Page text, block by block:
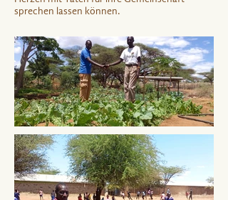
sprechen lassen können.